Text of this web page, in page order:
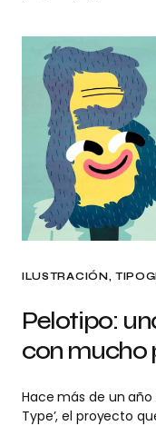
ILUSTRACIÓN
Pelotipo:
con mucho
Hace más de un año
Type’, el proyecto